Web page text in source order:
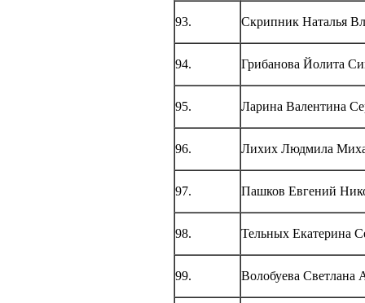
93. Скрипник Наталья
94. Грибанова Йолита
95. Ларина Валентина
96. Лихих Людмила
97. Пашков Евгений
98. Тельных Екатерина
99. Волобуева Светлана